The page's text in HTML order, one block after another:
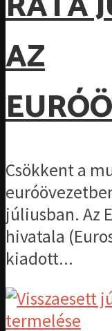
AZ
Csökkent a
júliusban. Az
hivatala
kiadott...